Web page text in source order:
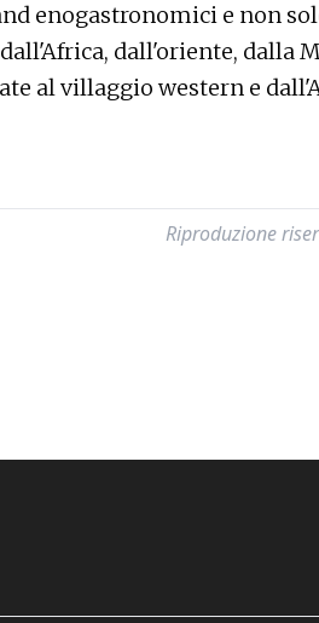
enogastronomici e non
dall'oriente, dalla
al villaggio western e
Riproduzione